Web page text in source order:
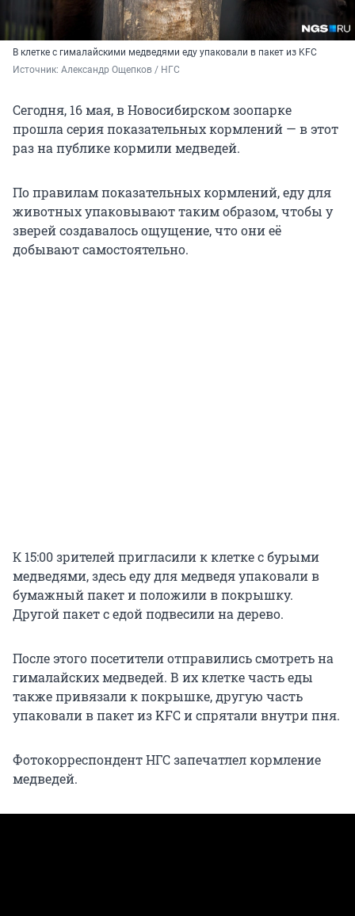
В клетке с гималайскими медведями еду упаковали в пакет из KFC
Источник: Александр Ощепков / НГС
Сегодня, 16 мая, в Новосибирском зоопарке
прошла серия показательных кормлений — в этот
раз на публике кормили медведей.
По правилам показательных кормлений, еду для
животных упаковывают таким образом, чтобы у
зверей создавалось ощущение, что они её
добывают самостоятельно.
К 15:00 зрителей пригласили к клетке с бурыми
медведями, здесь еду для медведя упаковали в
бумажный пакет и положили в покрышку.
Другой пакет с едой подвесили на дерево.
После этого посетители отправились смотреть на
гималайских медведей. В их клетке часть еды
также привязали к покрышке, другую часть
упаковали в пакет из KFC и спрятали внутри пня.
Фотокорреспондент НГС запечатлел кормление
медведей.